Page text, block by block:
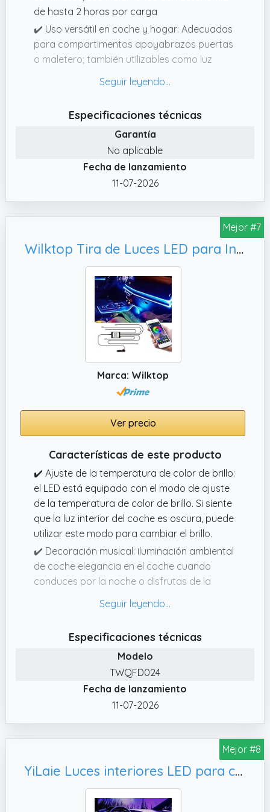
de hasta 2 horas por carga
✔️ Uso versátil en coche y hogar: Adecuadas
para compartimentos apoyabrazos puertas
o maletero; también utilizables como luz
de lectura; luz suave y agradable para
✔️ Control táctil sin interruptores: Diseño con
sensor táctil que permite encender apagar y
cambiar colores con un solo toque; manejo
intuitivo sin botones físicos para mayor
comodidad y menor distracción durante la
✔️ Instalación magnética sin herramientas:
Placas metálicas adhesivas para una fijación
flexible en el vehículo; luces desmontables y
reposicionables en cualquier momento;
perfectas para suelo puertas consola central
o espacios reducidos sin cables
✔️ Iluminación interior RGB de 7 colores para
coche: Selección entre blanco rojo azul verde
amarillo morado y azul hielo para crear un
ambiente personalizado; distribución de luz
LEDs de bajo consumo; ideal para
conducción nocturna y estética interior
Especificaciones técnicas
Garantía
No aplicable
Fecha de lanzamiento
11-07-2026
Mejor #7
Wilktop Tira de Luces LED para Interior de Coche, con aplicación
Marca: Wilktop
Ver precio
Características de este producto
✔️ Ajuste de la temperatura de color de brillo:
el LED está equipado con el modo de ajuste
de la temperatura de color de brillo. Si siente
que la luz interior del coche es oscura, puede
utilizar este modo para cambiar el brillo.
✔️ Decoración musical: iluminación ambiental
de coche elegancia en el coche cuando
conduces por la noche o disfrutas de la
con conexión Bluetooth, adecuado para iOS
✔️ Efectos activos de sonido: el LED bajo el
sistema de iluminación del coche está
equipado con sensores de ruido que pueden
sincronizar las luces LED con el ritmo de la
música. La tira de luz LED musical sigue el
indicadora no parpadea, pero permanece
encendida, lo que mejora la resolución visual
y mejora la eficiencia. El funcionamiento
Especificaciones técnicas
Modelo
TWQFD024
Fecha de lanzamiento
11-07-2026
Mejor #8
YiLaie Luces interiores LED para coche, kit de iluminación